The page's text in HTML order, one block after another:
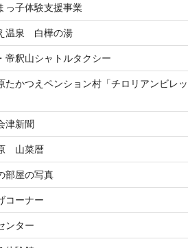
っ子体験支援事業
温泉 白樺の湯
帝釈山シャトルタクシー
たかつえペンション村「チロリアンビレッ
津新聞
山菜暦
部屋の写真
コーナー
ンター